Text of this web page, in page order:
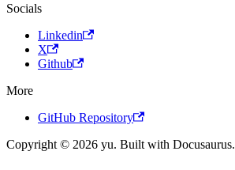
Socials
Linkedin
X
Github
More
GitHub Repository
Copyright © 2026 yu. Built with Docusaurus.